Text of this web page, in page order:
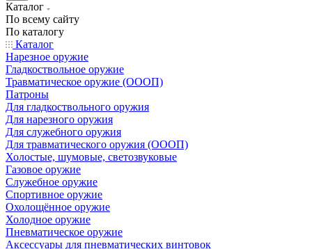
Каталог
По всему сайту
По каталогу
Каталог
Нарезное оружие
Гладкоствольное оружие
Травматическое оружие (ОООП)
Патроны
Для гладкоствольного оружия
Для нарезного оружия
Для служебного оружия
Для травматического оружия (ОООП)
Холостые, шумовые, светозвуковые
Газовое оружие
Служебное оружие
Спортивное оружие
Охолощённое оружие
Холодное оружие
Пневматическое оружие
Аксессуары для пневматических винтовок